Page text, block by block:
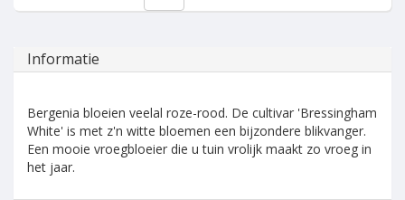
Informatie
Bergenia bloeien veelal roze-rood. De cultivar 'Bressingham
White' is met z'n witte bloemen een bijzondere blikvanger.
Een mooie vroegbloeier die u tuin vrolijk maakt zo vroeg in
het jaar.